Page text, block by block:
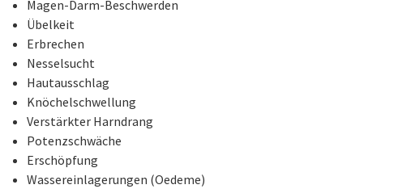
Magen-Darm-Beschwerden
Übelkeit
Erbrechen
Nesselsucht
Hautausschlag
Knöchelschwellung
Verstärkter Harndrang
Potenzschwäche
Erschöpfung
Wassereinlagerungen (Oedeme)